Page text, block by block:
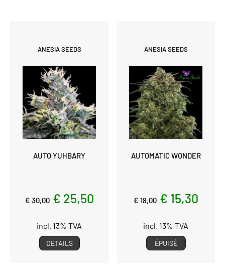
ANESIA SEEDS
AUTO YUHBARY
€ 30,00 € 25,50
incl. 13% TVA
DETAILS
ANESIA SEEDS
AUTOMATIC WONDER
€ 18,00 € 15,30
incl. 13% TVA
ÉPUISÉ